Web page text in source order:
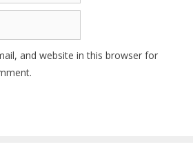
and website in this browser for